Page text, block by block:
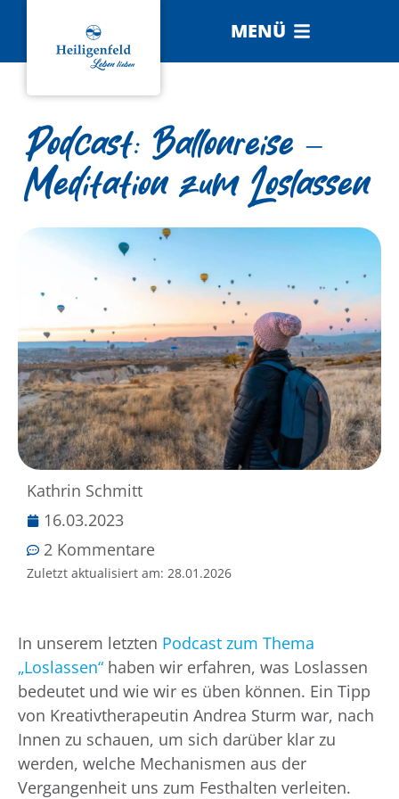
MENÜ
Podcast: Ballonreise –
Meditation zum Loslassen
Kathrin Schmitt
16.03.2023
2 Kommentare
Zuletzt aktualisiert am: 28.01.2026
In unserem letzten Podcast zum Thema
„Loslassen“ haben wir erfahren, was Loslassen
bedeutet und wie wir es üben können. Ein Tipp
von Kreativtherapeutin Andrea Sturm war, nach
Innen zu schauen, um sich darüber klar zu
werden, welche Mechanismen aus der
Vergangenheit uns zum Festhalten verleiten.